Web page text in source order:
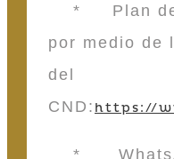
* Plan de
por medio de
del
CND: https://
*